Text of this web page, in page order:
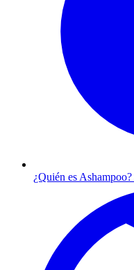
¿Quién es Ashampoo?